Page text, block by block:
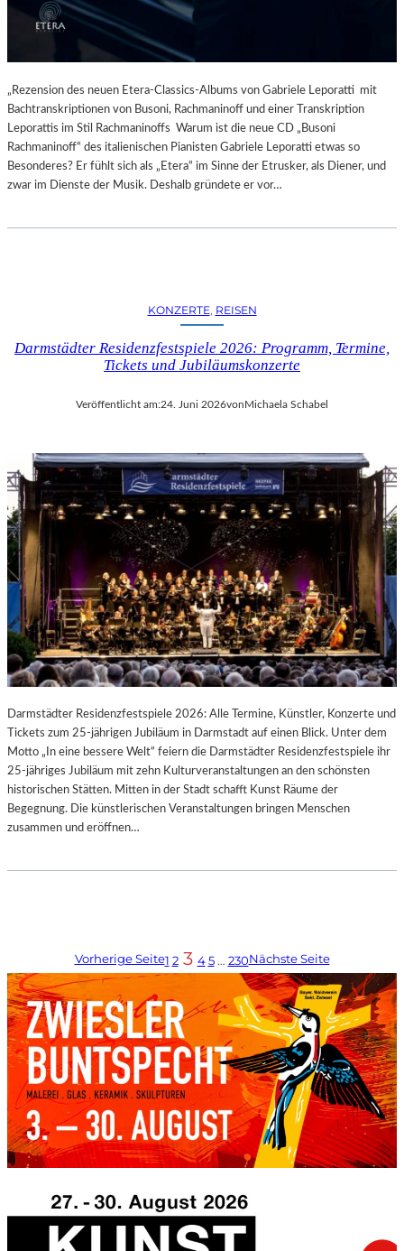
„Rezension des neuen Etera-Classics-Albums von Gabriele Leporatti mit
Bachtranskriptionen von Busoni, Rachmaninoff und einer Transkription
Leporattis im Stil Rachmaninoffs Warum ist die neue CD „Busoni
Rachmaninoff“ des italienischen Pianisten Gabriele Leporatti etwas so
Besonderes? Er fühlt sich als „Etera“ im Sinne der Etrusker, als Diener, und
zwar im Dienste der Musik. Deshalb gründete er vor…
KONZERTE, REISEN
Darmstädter Residenzfestspiele 2026: Programm, Termine,
Tickets und Jubiläumskonzerte
Veröffentlicht am:24. Juni 2026vonMichaela Schabel
Darmstädter Residenzfestspiele 2026: Alle Termine, Künstler, Konzerte und
Tickets zum 25-jährigen Jubiläum in Darmstadt auf einen Blick. Unter dem
Motto „In eine bessere Welt“ feiern die Darmstädter Residenzfestspiele ihr
25-jähriges Jubiläum mit zehn Kulturveranstaltungen an den schönsten
historischen Stätten. Mitten in der Stadt schafft Kunst Räume der
Begegnung. Die künstlerischen Veranstaltungen bringen Menschen
zusammen und eröffnen…
Vorherige Seite1 2 3 4 5 … 230Nächste Seite